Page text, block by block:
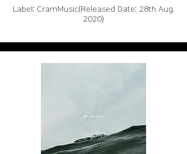
Label: CramMusic(Released Date: 28th Aug.
2020)